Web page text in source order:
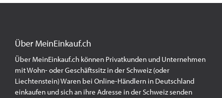
Über MeinEinkauf.ch
Über MeinEinkauf.ch können Privatkunden und Unternehmen
mit Wohn- oder Geschäftssitz in der Schweiz (oder
Liechtenstein) Waren bei Online-Händlern in Deutschland
einkaufen und sich an ihre Adresse in der Schweiz senden